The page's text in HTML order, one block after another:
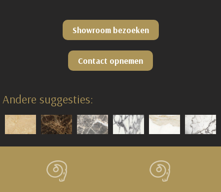
Showroom bezoeken
Contact opnemen
Andere suggesties: